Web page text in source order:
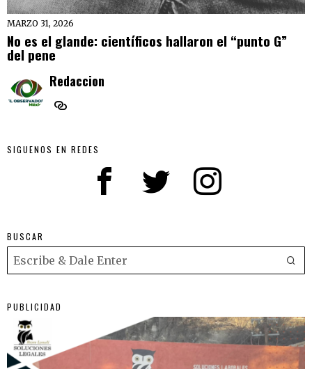
MARZO 31, 2026
No es el glande: científicos hallaron el “punto G”
del pene
Redaccion
SIGUENOS EN REDES
BUSCAR
PUBLICIDAD